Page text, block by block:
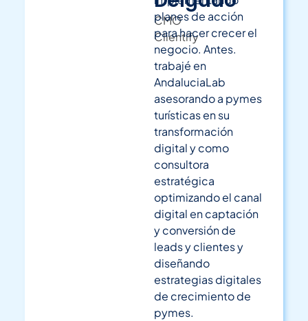
CMO
Clientify
planes de acción
para hacer crecer el
negocio. Antes.
trabajé en
AndaluciaLab
asesorando a pymes
turísticas en su
transformación
digital y como
consultora
estratégica
optimizando el canal
digital en captación
y conversión de
leads y clientes y
diseñando
estrategias digitales
de crecimiento de
pymes.